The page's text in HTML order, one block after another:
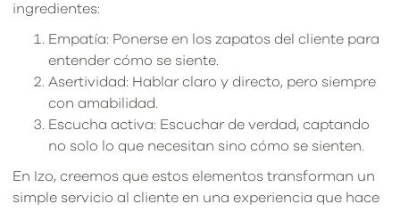
ingredientes:
Empatía: Ponerse en los zapatos del cliente para
entender cómo se siente.
Asertividad: Hablar claro y directo, pero siempre
con amabilidad.
Escucha activa: Escuchar de verdad, captando
no solo lo que necesitan sino cómo se sienten.
En Izo, creemos que estos elementos transforman un
simple servicio al cliente en una experiencia que hace